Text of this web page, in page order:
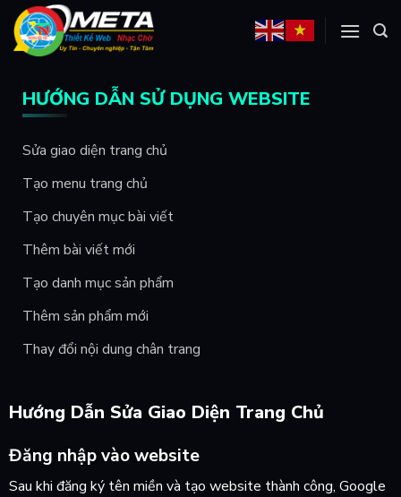
Skip
content
HƯỚNG DẪN SỬ DỤNG WEBSITE
Sửa giao diện trang chủ
Tạo menu trang chủ
Tạo chuyên mục bài viết
Thêm bài viết mới
Tạo danh mục sản phẩm
Thêm sản phẩm mới
Thay đổi nội dung chân trang
Hướng Dẫn Sửa Giao Diện Trang Chủ
Đăng nhập vào website
Sau khi đăng ký tên miền và tạo website thành công, Google